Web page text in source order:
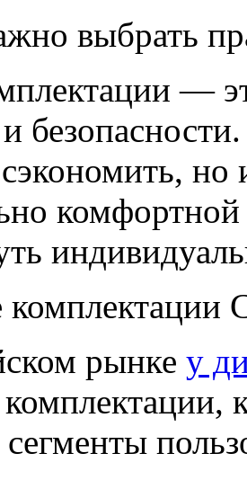
выбрать
—
комфортной
рынке у